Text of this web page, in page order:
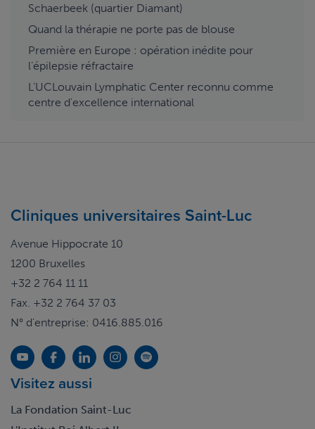
Schaerbeek (quartier Diamant)
Quand la thérapie ne porte pas de blouse
Première en Europe : opération inédite pour
l’épilepsie réfractaire
L’UCLouvain Lymphatic Center reconnu comme
centre d'excellence international
Cliniques universitaires Saint-Luc
Avenue Hippocrate 10
1200 Bruxelles
+32 2 764 11 11
Fax. +32 2 764 37 03
N° d'entreprise: 0416.885.016
Visitez aussi
La Fondation Saint-Luc